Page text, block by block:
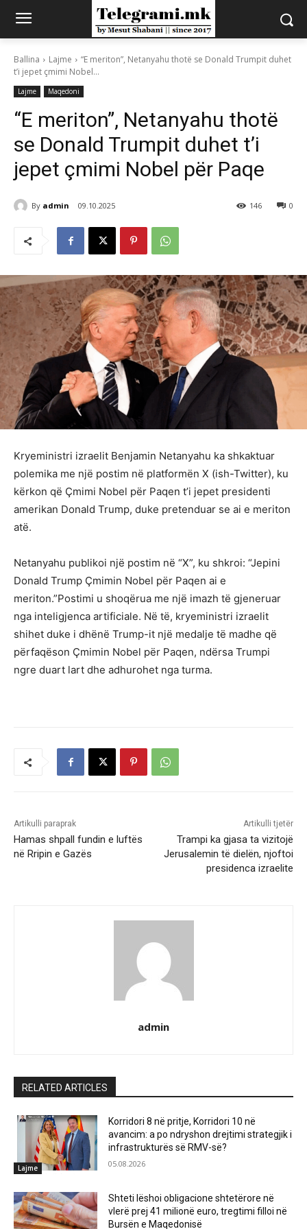
Ballina Lajme
“E meriton”, Netanyahu thotë se Donald Trumpit duhet
t’i jepet çmimi Nobel...
Lajme Maqedoni
“E meriton”, Netanyahu thotë
se Donald Trumpit duhet t’i
jepet çmimi Nobel për Paqe
By admin 09.10.2025 0
146
Kryeministri izraelit Benjamin Netanyahu ka shkaktuar
polemika me një postim në platformën X (ish-Twitter), ku
kërkon që Çmimi Nobel për Paqen t’i jepet presidenti
amerikan Donald Trump, duke pretenduar se ai e meriton
atë.
Netanyahu publikoi një postim në “X”, ku shkroi: “Jepini
Donald Trump Çmimin Nobel për Paqen ai e
meriton.”Postimi u shoqërua me një imazh të gjeneruar
nga inteligjenca artificiale. Në të, kryeministri izraelit
shihet duke i dhënë Trump-it një medalje të madhe që
përfaqëson Çmimin Nobel për Paqen, ndërsa Trumpi
ngre duart lart dhe adhurohet nga turma.
Artikulli paraprak
Hamas shpall fundin e luftës
në Rripin e Gazës
Artikulli tjetër
Trampi ka gjasa ta vizitojë
Jerusalemin të dielën, njoftoi
presidenca izraelite
admin
RELATED ARTICLES
Lajme
Korridori 8 në pritje, Korridori 10 në
avancim: a po ndryshon drejtimi strategjik i
infrastrukturës së RMV-së?
05.08.2026
Shteti lëshoi obligacione shtetërore në
vlerë prej 41 milionë euro, tregtimi filloi në
Bursën e Maqedonisë